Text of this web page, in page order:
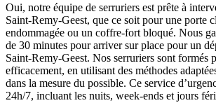
Oui, notre équipe de serruriers est prête à
Saint-Remy-Geest, que ce soit pour une porte
endommagée ou un coffre-fort bloqué. Nous
de 30 minutes pour arriver sur place pour un
Saint-Remy-Geest. Nos serruriers sont formés
efficacement, en utilisant des méthodes
dans la mesure du possible. Ce service
24h/7, incluant les nuits, week-ends et jours